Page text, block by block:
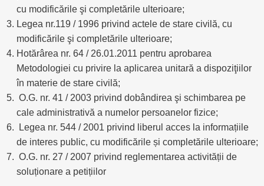
cu modificările şi completările ulterioare;
Legea nr.119 / 1996 privind actele de stare civilă, cu
modificările şi completările ulterioare;
Hotărârea nr. 64 / 26.01.2011 pentru aprobarea
Metodologiei cu privire la aplicarea unitară a dispoziţiilor
în materie de stare civilă;
O.G. nr. 41 / 2003 privind dobândirea şi schimbarea pe
cale administrativă a numelor persoanelor fizice;
Legea nr. 544 / 2001 privind liberul acces la informațiile
de interes public, cu modificările și completările ulterioare;
O.G. nr. 27 / 2007 privind reglementarea activității de
soluționare a petițiilor